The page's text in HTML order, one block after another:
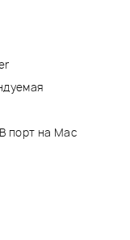
порт на Mac